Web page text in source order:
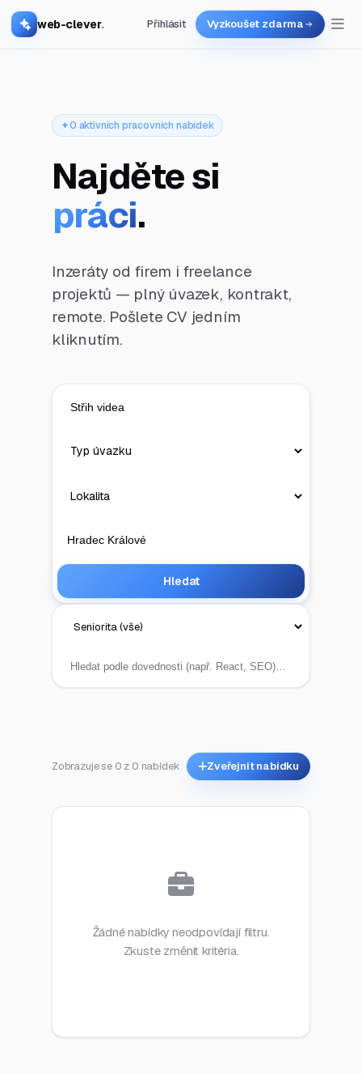
web-clever. Přihlásit Vyzkoušet zdarma
0 aktivních pracovních nabídek
Najděte si
práci.
Inzeráty od firem i freelance
projektů — plný úvazek, kontrakt,
remote. Pošlete CV jedním
kliknutím.
Hledat
Zobrazuje se 0 z 0 nabídek Zveřejnit nabídku
Žádné nabídky neodpovídají filtru.
Zkuste změnit kritéria.